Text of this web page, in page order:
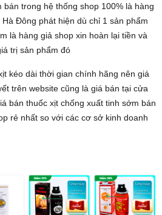
trong hệ thống shop 100% là hàng
Đông phát hiện dù chỉ 1 sản phẩm
là hàng giả shop xin hoàn lại tiền và
trị sản phẩm đó
kéo dài thời gian chính hãng nên giá
trên website cũng là giá bán tại cửa
bán thuốc xịt chống xuất tinh sớm bán
rẻ nhất so với các cơ sở kinh doanh